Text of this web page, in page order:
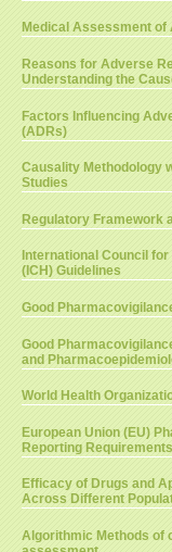
Medical Assessment
Reasons for Adverse
Understanding the
Factors Influencing
(ADRs)
Causality Methodology
Studies
Regulatory Framework
International Council
(ICH) Guidelines
Good
Good
and
World Health
European Union (EU)
Reporting Requirements
Efficacy of Drugs and
Across Different
Algorithmic Methods of